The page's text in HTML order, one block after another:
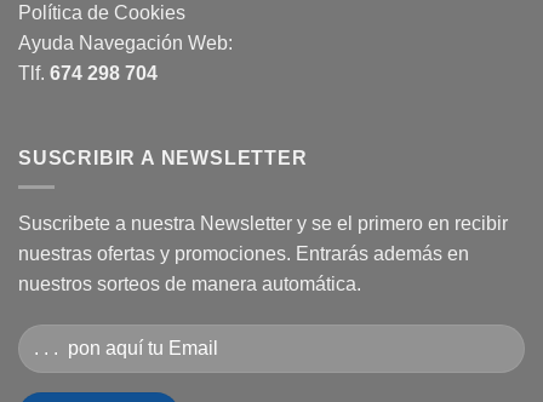
Política de Cookies
Ayuda Navegación Web:
Tlf. 674 298 704
SUSCRIBIR A NEWSLETTER
Suscribete a nuestra Newsletter y se el primero en recibir
nuestras ofertas y promociones. Entrarás además en
nuestros sorteos de manera automática.